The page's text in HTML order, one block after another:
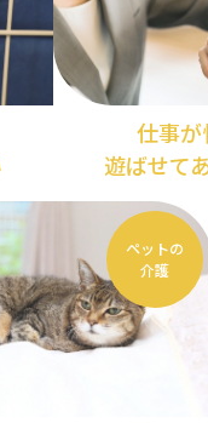
仕事が
遊ばせて
ペットの
介護